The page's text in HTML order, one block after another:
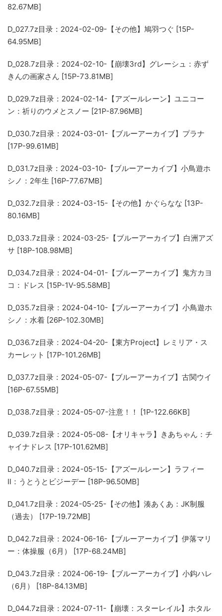
82.67MB]
D_027.7z目录：2024-02-09-【その他】鳩羽つぐ [15P-
64.95MB]
D_028.7z目录：2024-02-10-【崩壊3rd】グレーシュ：赤ず
きんの画家さん [15P-73.81MB]
D_029.7z目录：2024-02-14-【アズールレーン】ユニコー
ン：祈りのウメとスノー [21P-87.96MB]
D_030.7z目录：2024-03-01-【ブルーアーカイブ】プラナ
[17P-99.61MB]
D_031.7z目录：2024-03-10-【ブルーアーカイブ】小鳥遊ホ
シノ：2年生 [16P-77.67MB]
D_032.7z目录：2024-03-15-【その他】かぐらなな [13P-
80.16MB]
D_033.7z目录：2024-03-25-【ブルーアーカイブ】白洲アズ
サ [18P-108.98MB]
D_034.7z目录：2024-04-01-【ブルーアーカイブ】鬼方カヨ
コ：ドレス [15P-1V-95.58MB]
D_035.7z目录：2024-04-10-【ブルーアーカイブ】小鳥遊ホ
シノ：水着 [26P-102.30MB]
D_036.7z目录：2024-04-20-【東方Project】レミリア・ス
カーレット [17P-101.26MB]
D_037.7z目录：2024-05-07-【ブルーアーカイブ】古関ウイ
[16P-67.55MB]
D_038.7z目录：2024-05-07-注意！！ [1P-122.66KB]
D_039.7z目录：2024-05-08-【オリキャラ】きあちゃん：チ
ャイナドレス [17P-101.62MB]
D_040.7z目录：2024-05-15-【アズールレーン】ラフィー
Ⅱ：うとうとビジーデー [18P-96.50MB]
D_041.7z目录：2024-05-25-【その他】湊あくあ：JK制服
（過去） [17P-19.72MB]
D_042.7z目录：2024-06-16-【ブルーアーカイブ】伊落マリ
ー：体操服（6月） [17P-68.24MB]
D_043.7z目录：2024-06-19-【ブルーアーカイブ】小鈎ハレ
（6月） [18P-84.13MB]
D_044.7z目录：2024-07-11-【崩壊：スターレイル】ホタル